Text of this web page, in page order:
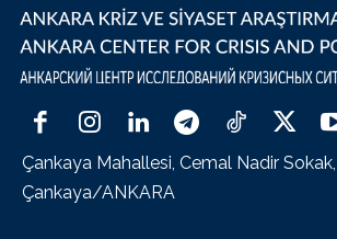
Çankaya Mahallesi, Cemal Nadir
Çankaya/ANKARA